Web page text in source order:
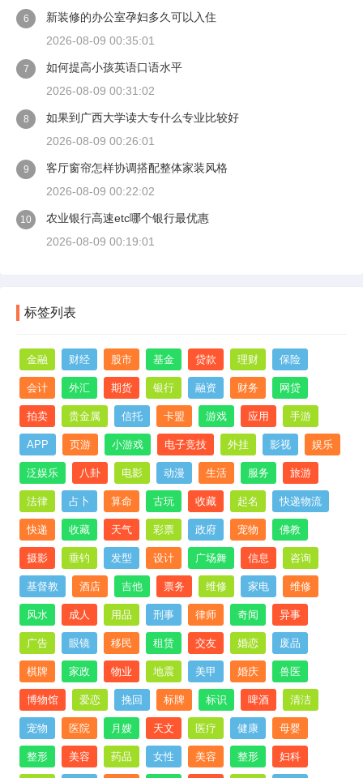
6
新装修的办公室孕妇多久可以入住
2026-08-09 00:35:01
7
如何提高小孩英语口语水平
2026-08-09 00:31:02
8
如果到广西大学读大专什么专业比较好
2026-08-09 00:26:01
9
客厅窗帘怎样协调搭配整体家装风格
2026-08-09 00:22:02
10
农业银行高速etc哪个银行最优惠
2026-08-09 00:19:01
标签列表
金融 财经 股市 基金 贷款 理财 保险
会计 外汇 期货 银行 融资 财务 网贷
拍卖 贵金属 信托 卡盟 游戏 应用 手游
APP 页游 小游戏 电子竞技 外挂 影视 娱乐
泛娱乐 八卦 电影 动漫 生活 服务 旅游
法律 占卜 算命 古玩 收藏 起名 快递物流
快递 收藏 天气 彩票 政府 宠物 佛教
摄影 垂钓 发型 设计 广场舞 信息 咨询
基督教 酒店 吉他 票务 维修 家电 维修
风水 成人 用品 刑事 律师 奇闻 异事
广告 眼镜 移民 租赁 交友 婚恋 废品
棋牌 家政 物业 地震 美甲 婚庆 兽医
博物馆 爱恋 挽回 标牌 标识 啤酒 清洁
宠物 医院 月嫂 天文 医疗 健康 母婴
整形 美容 药品 女性 美容 整形 妇科